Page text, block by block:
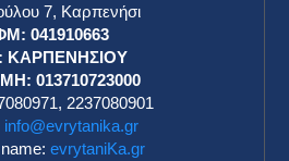
7, Καρπενήσι
041910663
ΚΑΡΠΕΝΗΣΙΟΥ
013710723000
2237080901
info@evrytanika.gr
evrytaniKa.gr